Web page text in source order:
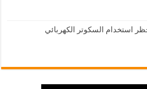
استخدام السكوتر الكهربائي